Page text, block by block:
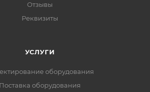
Отзывы
Реквизиты
УСЛУГИ
оборудования
Поставка оборудования